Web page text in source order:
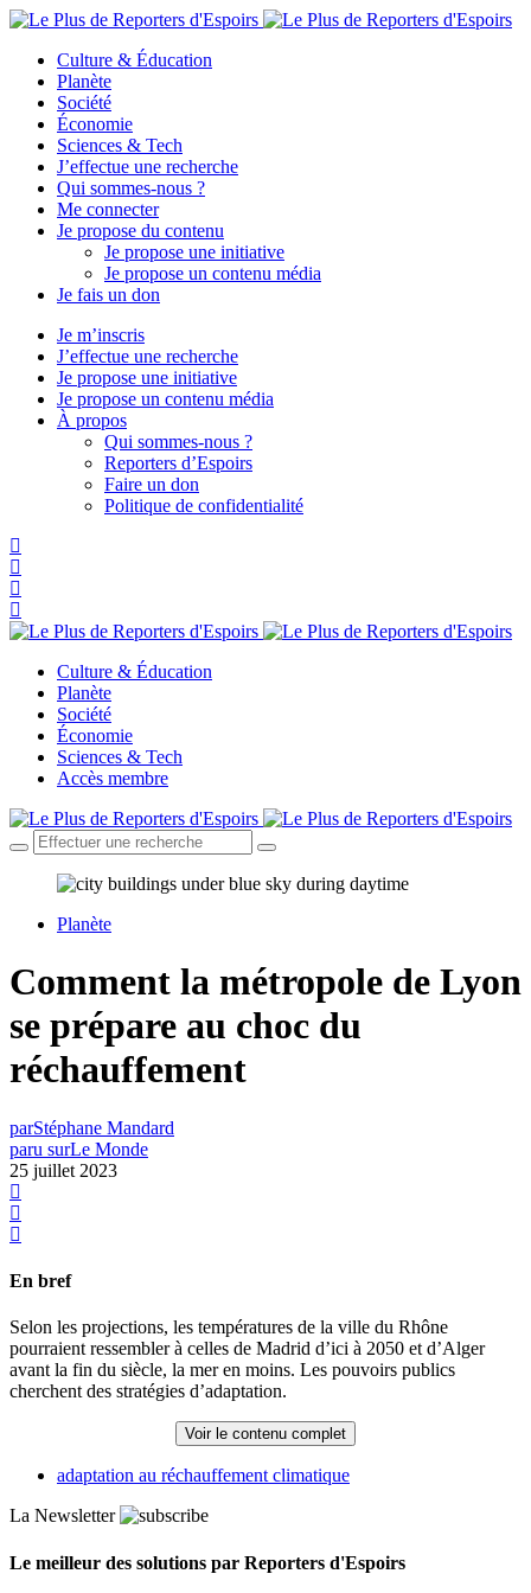
Culture & Éducation
Planète
Société
Économie
Sciences & Tech
J’effectue une recherche
Qui sommes-nous ?
Me connecter
Je propose du contenu
Je propose une initiative
Je propose un contenu média
Je fais un don
Je m’inscris
J’effectue une recherche
Je propose une initiative
Je propose un contenu média
À propos
Qui sommes-nous ?
Reporters d’Espoirs
Faire un don
Politique de confidentialité
Culture & Éducation
Planète
Société
Économie
Sciences & Tech
Accès membre
Planète
Comment la métropole de Lyon
se prépare au choc du
réchauffement
parStéphane Mandard
paru surLe Monde
25 juillet 2023
En bref
Selon les projections, les températures de la ville du Rhône
pourraient ressembler à celles de Madrid d’ici à 2050 et d’Alger
avant la fin du siècle, la mer en moins. Les pouvoirs publics
cherchent des stratégies d’adaptation.
Voir le contenu complet
adaptation au réchauffement climatique
La Newsletter
Le meilleur des solutions par Reporters d'Espoirs